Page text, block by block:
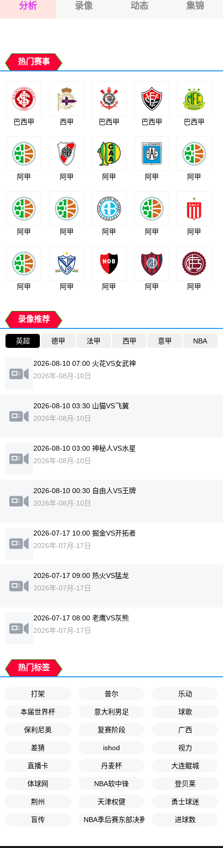
分析 录像 动态 集锦
热门赛事
巴西甲 西甲 巴西甲 巴西甲 巴西甲
阿甲 阿甲 阿甲 阿甲 阿甲
阿甲 阿甲 阿甲 阿甲 阿甲
阿甲 阿甲 阿甲 阿甲 阿甲
录像推荐
英超 德甲 法甲 西甲 意甲 NBA
2026-08-10 07:00 火花VS女武神
2026年-08月-10日
2026-08-10 03:30 山猫VS飞翼
2026年-08月-10日
2026-08-10 03:00 神秘人VS水星
2026年-08月-10日
2026-08-10 00:30 自由人VS王牌
2026年-08月-10日
2026-07-17 10:00 掘金VS开拓者
2026年-07月-17日
2026-07-17 09:00 热火VS猛龙
2026年-07月-17日
2026-07-17 08:00 老鹰VS灰熊
2026年-07月-17日
热门标签
打架 普尔 乐动
本届世界杯 意大利男足 球歌
保利尼奥 复赛阶段 广西
差猜 ishod 视力
直播卡 丹麦杯 大连鲲城
体球网 NBA软中锋 登贝莱
荆州 天津权健 勇士球迷
盲传 NBA季后赛东部决赛G2 进球数